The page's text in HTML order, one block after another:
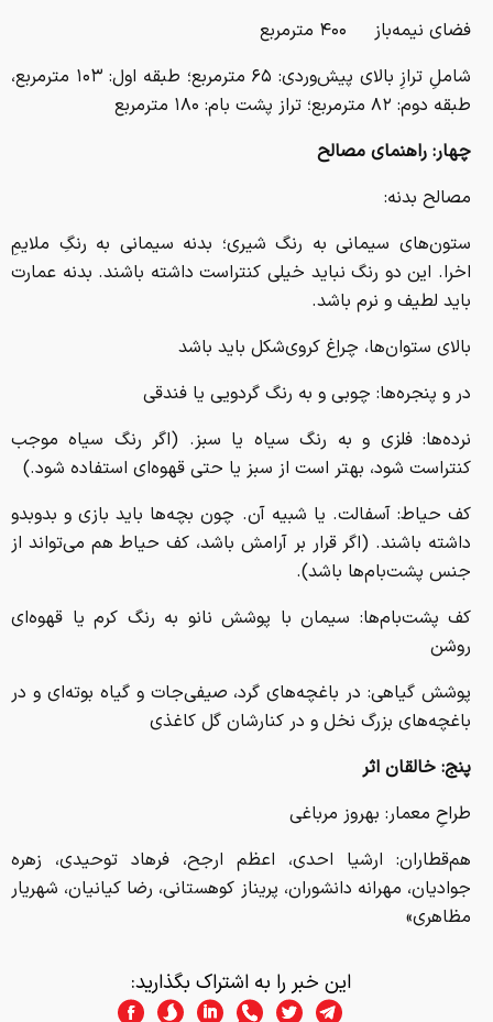
فضای نیمه‌باز ۴۰۰ مترمربع
شاملِ ترازِ بالای پیش‌وردی: ۶۵ مترمربع؛ طبقه اول: ۱۰۳ مترمربع،
طبقه دوم: ۸۲ مترمربع؛ تراز پشت بام: ۱۸۰ مترمربع
چهار: راهنمای مصالح
مصالح بدنه:
ستون‌های سیمانی به رنگ شیری؛ بدنه سیمانی به رنگِ ملایمِ
اخرا. این دو رنگ نباید خیلی کنتراست داشته‌ باشند. بدنه عمارت
باید لطیف و نرم باشد.
بالای ستوان‌ها، چراغ کروی‌شکل باید باشد
در و پنجره‌ها: چوبی و به رنگ گردویی یا فندقی
نرده‌ها: فلزی و به رنگ سیاه یا سبز. (اگر رنگ سیاه موجب
کنتراست شود، بهتر است از سبز یا حتی قهوه‌ای استفاده شود.)
کف حیاط: آسفالت. یا شبیه آن. چون بچه‌ها باید بازی و بدوبدو
داشته‌ باشند. (اگر قرار بر آرامش باشد، کف حیاط هم می‌تواند از
جنس پشت‌بام‌ها باشد).
کف پشت‌بام‌ها: سیمان با پوشش نانو به رنگ کرم یا قهوه‌ای
روشن
پوشش گیاهی: در باغچه‌های گرد، صیفی‌جات و گیاه بوته‌ای و در
باغچه‌های بزرگ نخل و در کنارشان گل کاغذی
پنج: خالقان اثر
طراحِ معمار: بهروز مرباغی
هم‌قطاران: ارشیا احدی، اعظم ارجح، فرهاد توحیدی، زهره
جوادیان، مهرانه دانشوران، پریناز کوهستانی، رضا کیانیان، شهریار
مظاهری»
این خبر را به اشتراک بگذارید: